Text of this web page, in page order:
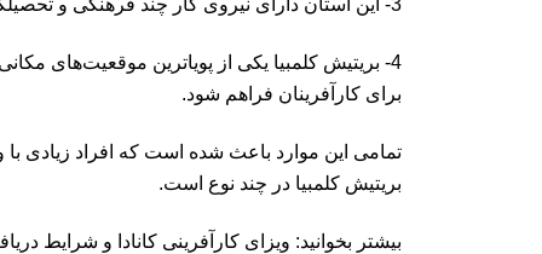
4- بریتیش کلمبیا یکی از پویاترین موقعیت‌های
برای کارآفرینان فراهم شود.
تمامی این موارد باعث شده است که افراد زیادی با
بریتیش کلمبیا در چند نوع است.
بیشتر بخوانید: ویزای کارآفرینی کانادا و شرایط